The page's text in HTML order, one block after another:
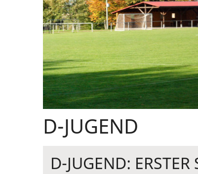
D-JUGEND
D-JUGEND: